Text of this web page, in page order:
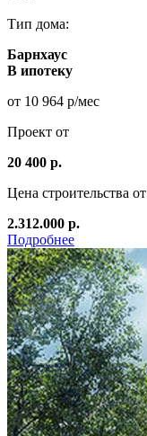
Тип дома:
Барнхаус
В ипотеку
от 10 964 р/мес
Проект от
20 400 р.
Цена строительства от
2.312.000 р.
Подробнее